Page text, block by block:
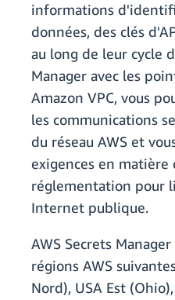
informations
données, des clés
au long de leur cycle
Manager avec les
Amazon VPC, vous
les communications
du réseau AWS et
exigences en
réglementation pour
Internet publique.
AWS Secrets
régions AWS
Nord), USA Est